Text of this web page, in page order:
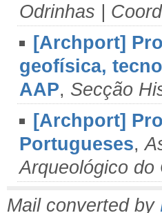
Odrinhas |
[Archport]
geofísica,
AAP, Secção
[Archport]
Portugueses,
Arqueológico do
Mail converted by